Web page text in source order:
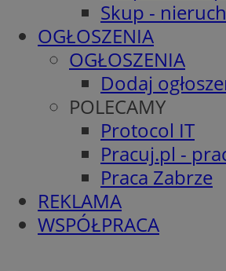
Skup -
OGŁOSZENIA
OGŁOSZENIA
Dodaj
POLECAMY
Protocol IT
Pracuj.pl -
Praca Zabrze
REKLAMA
WSPÓŁPRACA